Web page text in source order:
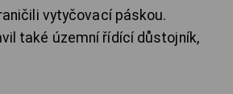
vytyčovací páskou.
také územní řídící důstojník,